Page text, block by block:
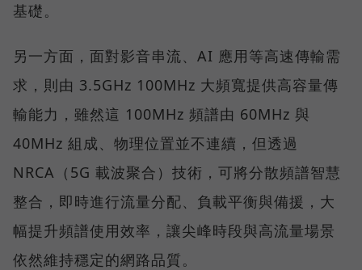
基礎。
另一方面，面對影音串流、AI 應用等高速傳輸需
求，則由 3.5GHz 100MHz 大頻寬提供高容量傳
輸能力，雖然這 100MHz 頻譜由 60MHz 與
40MHz 組成、物理位置並不連續，但透過
NRCA（5G 載波聚合）技術，可將分散頻譜智慧
整合，即時進行流量分配、負載平衡與備援，大
幅提升頻譜使用效率，讓尖峰時段與高流量場景
依然維持穩定的網路品質。